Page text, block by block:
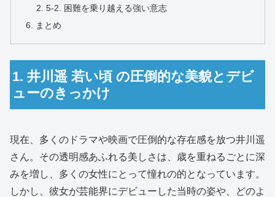
5-2. 困難を乗り越える強い意志
まとめ
1. 井川遥 若い頃 の圧倒的な美貌とデビ
ューのきっかけ
現在、多くのドラマや映画で圧倒的な存在感を放つ井川遥
さん。その透明感あふれる美しさは、歳を重ねるごとに深
みを増し、多くの女性にとって憧れの的となっています。
しかし、彼女が芸能界にデビューした当時の姿や、どのよ